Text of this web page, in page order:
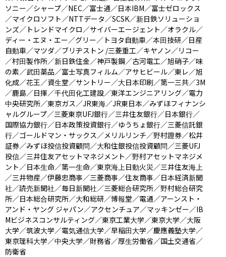
ソニー／シャープ／NEC／富士通／日本IBM／富士ゼロックス
／マイクロソフト／NTTデータ／SCSK／新日鉄ソリューショ
ンズ／トレンドマイクロ／サイバーエージェント／オラクル／
ディー・エヌ・エー／グリー／トヨタ自動車／本田技研／日産
自動車／マツダ／ブリヂストン /三菱重工／キヤノン／リコー
／村田製作所／新日鉄住金／神戸製鋼／古河電工／旭硝子／味
の素／武田薬品／富士写真フィルム／アサヒビール／東レ／旭
化成／花王／資生堂／サントリー／大日本印刷／第一三共／3M
／鹿島／日揮／千代田化工建設／東洋エンジニアリング／電力
中央研究所／東京ガス／JR東海／JR東日本／みずほフィナンシ
ャルグループ／三菱東京UFJ銀行／三井住友銀行／日本銀行／
国際協力銀行／日本政策投資銀行／ゆうちょ銀行／三菱信託銀
行／ゴールドマン・サックス／メリルリンチ／野村證券／松井
証券／みずほ投信投資顧問／大和住銀投信投資顧問／三菱UFJ
投信／三井住友アセットマネジメント／野村アセットマネジメ
ント／日本生命／第一生命／東京海上日動火災／三井住友海上
／三井物産／伊藤忠商事／三菱商事／住友商事／日本経済新聞
社／読売新聞社／毎日新聞社／三菱総合研究所／野村総合研究
所／日本総合研究所／大和総研／博報堂／電通／アーンスト・
アンド・ヤング ジャパン／アクセンチュア／マッキンゼー／IB
Mビジネスコンサルティング／東京工業大学／東京大学／大阪
大学／筑波大学／電気通信大学／早稲田大学／慶應義塾大学／
東京理科大学／中央大学／財務省／厚生労働省／国土交通省／
防衛省